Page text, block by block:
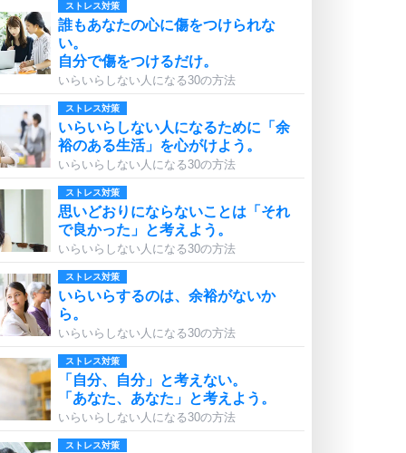
ストレス対策
誰もあなたの心に傷をつけられな
い。
自分で傷をつけるだけ。
いらいらしない人になる30の方法
ストレス対策
いらいらしない人になるために「余
裕のある生活」を心がけよう。
いらいらしない人になる30の方法
ストレス対策
思いどおりにならないことは「それ
で良かった」と考えよう。
いらいらしない人になる30の方法
ストレス対策
いらいらするのは、余裕がないか
ら。
いらいらしない人になる30の方法
ストレス対策
「自分、自分」と考えない。
「あなた、あなた」と考えよう。
いらいらしない人になる30の方法
ストレス対策